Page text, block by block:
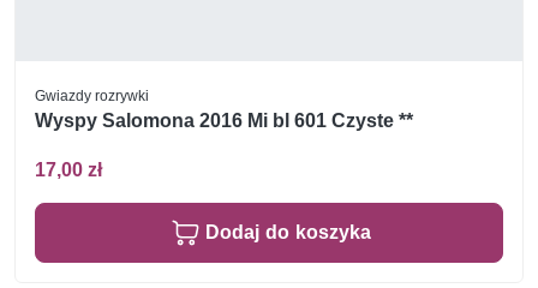
Gwiazdy rozrywki
Wyspy Salomona 2016 Mi bl 601 Czyste **
17,00 zł
Dodaj do koszyka